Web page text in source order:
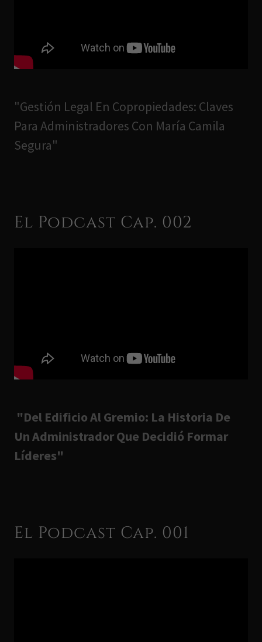
"Gestión Legal En Copropiedades: Claves
Para Administradores Con María Camila
Segura"
El Podcast Cap. 002
"Del Edificio Al Gremio: La Historia De
Un Administrador Que Decidió Formar
Líderes"
El Podcast Cap. 001